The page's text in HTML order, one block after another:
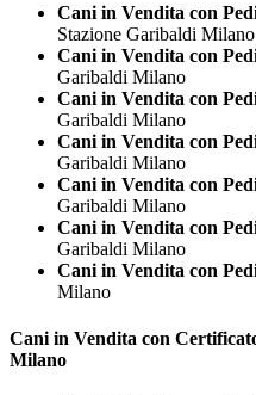
Cani in Vendita con
Stazione Garibaldi Milano
Cani in Vendita con
Garibaldi Milano
Cani in Vendita con
Garibaldi Milano
Cani in Vendita con
Garibaldi Milano
Cani in Vendita con
Garibaldi Milano
Cani in Vendita con
Garibaldi Milano
Cani in Vendita con
Milano
Cani in Vendita con
Milano